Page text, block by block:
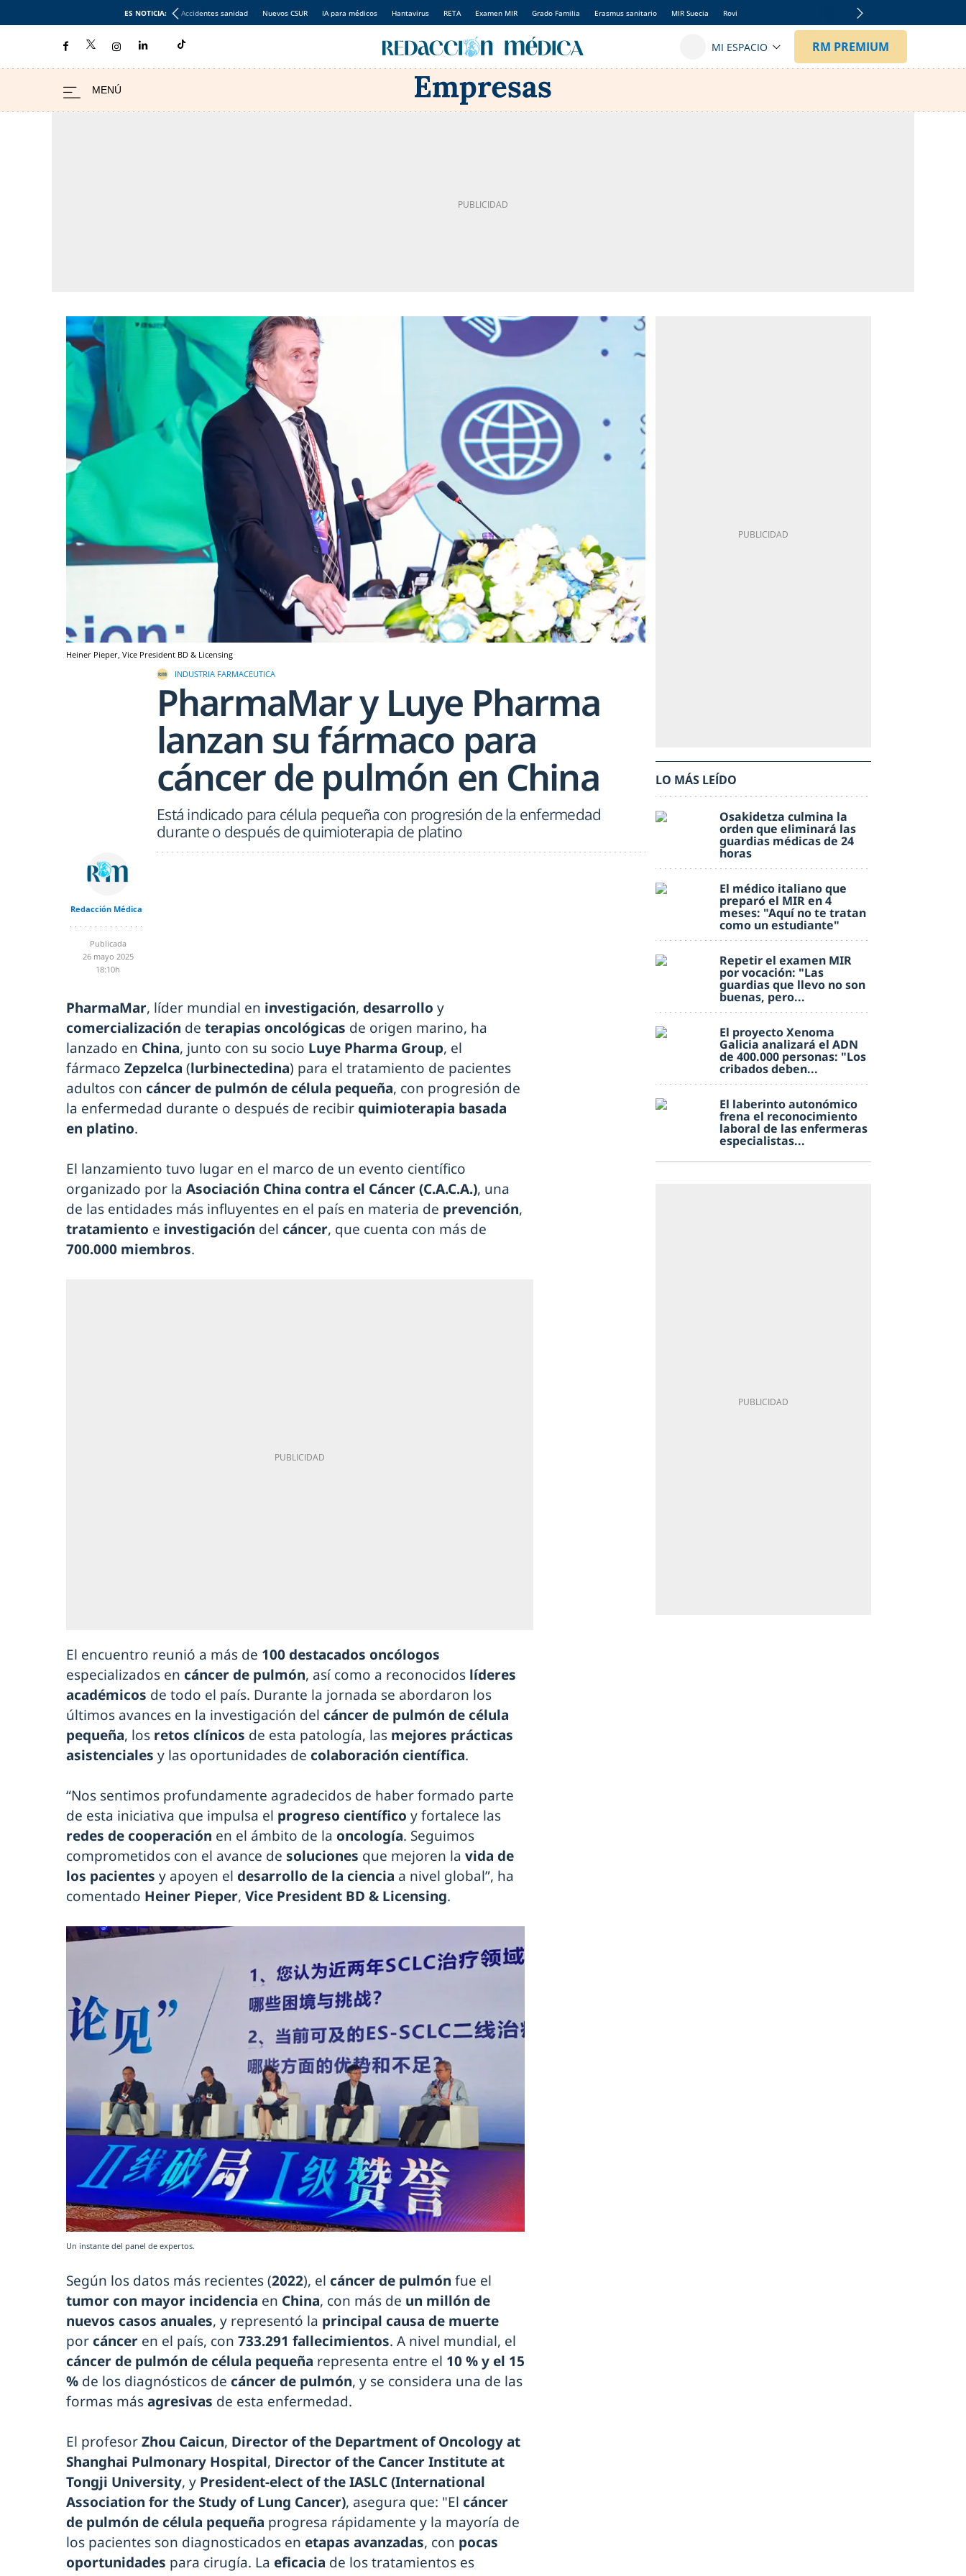
ES NOTICIA: Accidentes sanidad Nuevos CSUR IA para médicos Hantavirus RETA Examen MIR Grado Familia Erasmus sanitario MIR Suecia Rovi
Heiner Pieper, Vice President BD & Licensing
INDUSTRIA FARMACEUTICA
PharmaMar y Luye Pharma
lanzan su fármaco para
cáncer de pulmón en China
Está indicado para célula pequeña con progresión de la enfermedad
durante o después de quimioterapia de platino
Redacción Médica
Publicada
26 mayo 2025
18:10h
PharmaMar, líder mundial en investigación, desarrollo y
comercialización de terapias oncológicas de origen marino, ha
lanzado en China, junto con su socio Luye Pharma Group, el
fármaco Zepzelca (lurbinectedina) para el tratamiento de pacientes
adultos con cáncer de pulmón de célula pequeña, con progresión de
la enfermedad durante o después de recibir quimioterapia basada
en platino.
El lanzamiento tuvo lugar en el marco de un evento científico
organizado por la Asociación China contra el Cáncer (C.A.C.A.), una
de las entidades más influyentes en el país en materia de prevención,
tratamiento e investigación del cáncer, que cuenta con más de
700.000 miembros.
El encuentro reunió a más de 100 destacados oncólogos
especializados en cáncer de pulmón, así como a reconocidos líderes
académicos de todo el país. Durante la jornada se abordaron los
últimos avances en la investigación del cáncer de pulmón de célula
pequeña, los retos clínicos de esta patología, las mejores prácticas
asistenciales y las oportunidades de colaboración científica.
“Nos sentimos profundamente agradecidos de haber formado parte
de esta iniciativa que impulsa el progreso científico y fortalece las
redes de cooperación en el ámbito de la oncología. Seguimos
comprometidos con el avance de soluciones que mejoren la vida de
los pacientes y apoyen el desarrollo de la ciencia a nivel global”, ha
comentado Heiner Pieper, Vice President BD & Licensing.
Un instante del panel de expertos.
Según los datos más recientes (2022), el cáncer de pulmón fue el
tumor con mayor incidencia en China, con más de un millón de
nuevos casos anuales, y representó la principal causa de muerte
por cáncer en el país, con 733.291 fallecimientos. A nivel mundial, el
cáncer de pulmón de célula pequeña representa entre el 10 % y el 15
% de los diagnósticos de cáncer de pulmón, y se considera una de las
formas másagresivas de esta enfermedad.
El profesorZhou Caicun, Director of the Department of Oncology at
Shanghai Pulmonary Hospital, Director of the Cancer Institute at
Tongji University, y President-elect of the IASLC (International
Association for the Study of Lung Cancer), asegura que: "El cáncer
de pulmón de célula pequeña progresa rápidamente y la mayoría de
los pacientes son diagnosticados en etapas avanzadas, con pocas
oportunidades para cirugía. La eficacia de los tratamientos es
LO MÁS LEÍDO
Osakidetza culmina la
orden que eliminará las
guardias médicas de 24
horas
El médico italiano que
preparó el MIR en 4
meses: "Aquí no te tratan
como un estudiante"
Repetir el examen MIR
por vocación: "Las
guardias que llevo no son
buenas, pero...
El proyecto Xenoma
Galicia analizará el ADN
de 400.000 personas: "Los
cribados deben...
El laberinto autonómico
frena el reconocimiento
laboral de las enfermeras
especialistas...